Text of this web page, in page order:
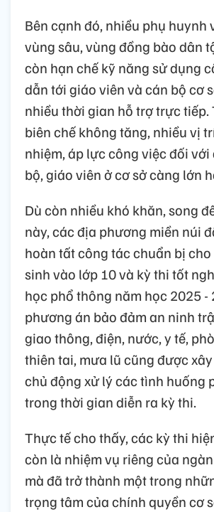
Bên cạnh đó, nhiều phụ huynh
vùng sâu, vùng đồng bào dân
còn hạn chế kỹ năng sử dụng
dẫn tới giáo viên và cán bộ cơ
nhiều thời gian hỗ trợ trực tiếp.
biên chế không tăng, nhiều vị
nhiệm, áp lực công việc đối
bộ, giáo viên ở cơ sở càng lớn
Dù còn nhiều khó khăn, song
này, các địa phương miền núi
hoàn tất công tác chuẩn bị
sinh vào lớp 10 và kỳ thi tốt
học phổ thông năm học 2025 -
phương án bảo đảm an ninh
giao thông, điện, nước, y tế,
thiên tai, mưa lũ cũng được
chủ động xử lý các tình huống
trong thời gian diễn ra kỳ thi.
Thực tế cho thấy, các kỳ thi
còn là nhiệm vụ riêng của
mà đã trở thành một trong
trọng tâm của chính quyền cơ